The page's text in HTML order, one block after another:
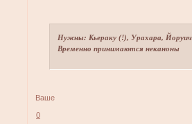
Нужны: Кьераку (!), Урахара,
Временно принимаются неканоны
Ваше
0